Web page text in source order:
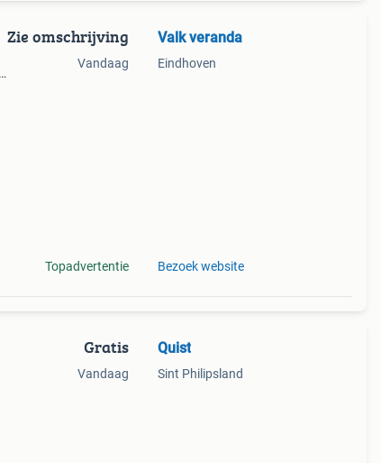
Zie omschrijving
Vandaag
Topadvertentie
Valk veranda
Eindhoven
Bezoek website
Gratis
Vandaag
Quist
Sint Philipsland